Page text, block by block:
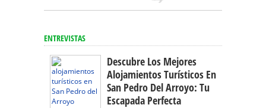
ENTREVISTAS
Descubre Los Mejores
Alojamientos Turísticos En
San Pedro Del Arroyo: Tu
Escapada Perfecta